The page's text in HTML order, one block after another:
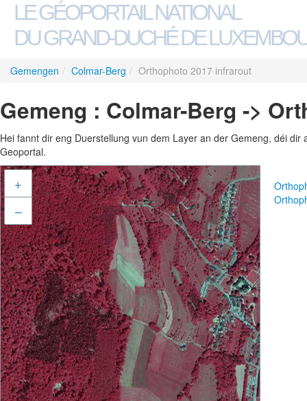
LE GÉOPORTAIL NATIONAL
DU GRAND-DUCHÉ DE
Gemengen / Colmar-Berg / Orthophoto 2017 infrarout
Gemeng : Colmar-Berg ->
Hei fannt dir eng Duerstellung vun dem Layer an der Gemeng, déi
Geoportal.
+
–